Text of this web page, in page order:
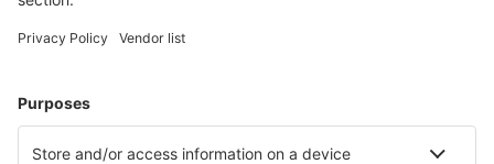
Unterkünfte in Albanien - Beliebte Städte
Unterkunft in Tirana Unterkunft in Golem